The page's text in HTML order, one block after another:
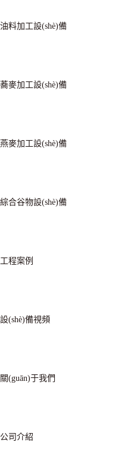
油料加工設(shè)備
蕎麥加工設(shè)備
燕麥加工設(shè)備
綜合谷物設(shè)備
工程案例
設(shè)備視頻
關(guān)于我們
公司介紹